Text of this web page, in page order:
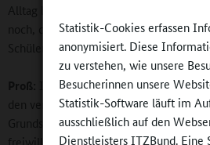
Statistik-Cookies erfassen
anonymisiert. Diese
zu verstehen, wie unsere
Besucherinnen unsere
Statistik-Software läuft im
ausschließlich auf den
Dienstleisters ITZBund. Eine
Alltag bestimme. Das geht uns zu weit.
noch, dass ein zeitlicher Korridor bleibt,
Schülerinnen und Schüler Zeit für sich
Proß:
In Baden-Württemberg ist die
den verstärkten Ausbau im
Grundschulen organisieren sich in der
freiwilligen Angeboten am